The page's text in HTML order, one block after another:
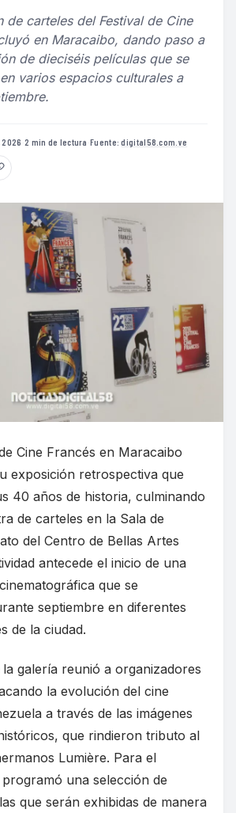
de carteles del Festival de Cine
en Maracaibo, dando paso a
de dieciséis películas que se
varios espacios culturales a
2026 ·2 min de lectura ·Fuente:digital58.com.ve
Cine Francés en Maracaibo
exposición retrospectiva que
40 años de historia, culminando
de carteles en la Sala de
del Centro de Bellas Artes
antecede el inicio de una
que se
septiembre en diferentes
de la ciudad.
galería reunió a organizadores
la evolución del cine
a través de las imágenes
que rindieron tributo al
Lumière. Para el
una selección de
que serán exhibidas de manera